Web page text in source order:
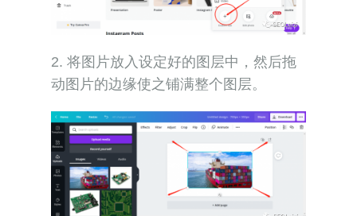
2. 将图片放入设定好的图层中，然后拖
动图片的边缘使之铺满整个图层。